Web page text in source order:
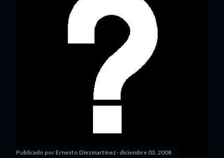
Publicado por Ernesto Diezmartínez diciembre 03, 2008